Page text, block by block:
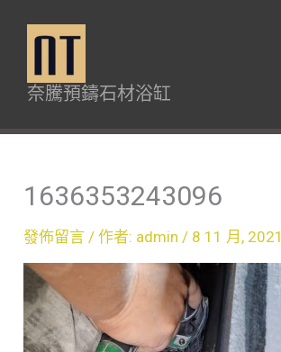
內
奈騰預鑄石材浴缸
1636353243096
發佈留言 / 作者: admin/ 8 11 月, 2021